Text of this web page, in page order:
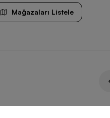
Mağazaları Listele